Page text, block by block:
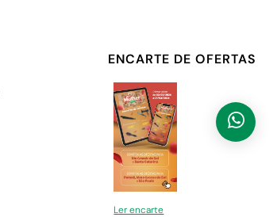
ENCARTE DE OFERTAS
Ler encarte